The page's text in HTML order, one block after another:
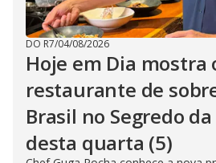
DO R7/04/08/2026
Hoje em Dia mostra
restaurante de
Brasil no Segredo
desta quarta (5)